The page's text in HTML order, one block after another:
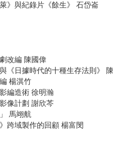
》與紀錄片《餘生》 石岱崙
改編 陳國偉
《日據時代的十種生存法則》
楊淇竹
編造術 徐明瀚
像計劃 謝欣芩
馬翊航
跨域製作的回顧 楊富閔